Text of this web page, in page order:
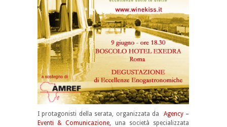
I protagonisti della serata, organizzata da Agency –
Eventi & Comunicazione, una società specializzata